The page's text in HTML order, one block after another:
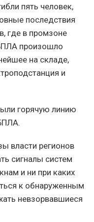
пять человек,
последствия
где в промзоне
произошло
на складе,
и
горячую линию
власти регионов
сигналы систем
и ни при каких
к обнаруженным
невзорвавшиеся